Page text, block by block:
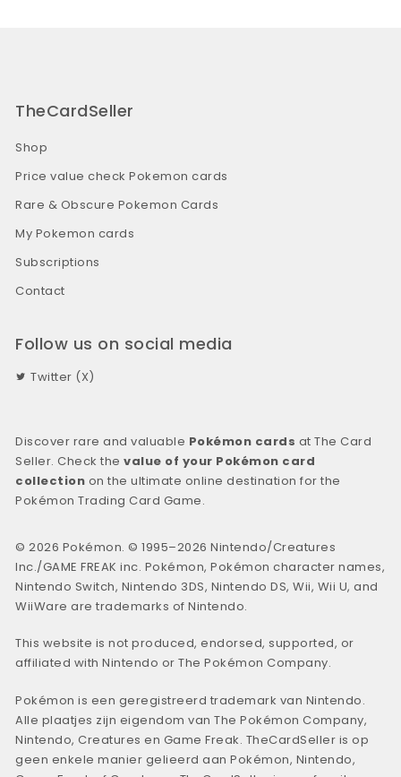
TheCardSeller
Shop
Price value check Pokemon cards
Rare & Obscure Pokemon Cards
My Pokemon cards
Subscriptions
Contact
Follow us on social media
Twitter (X)
Discover rare and valuable Pokémon cards at The Card
Seller. Check thevalue of your Pokémon card
collection on the ultimate online destination for the
Pokémon Trading Card Game.
© 2026 Pokémon. © 1995–2026 Nintendo/Creatures
Inc./GAME FREAK inc. Pokémon, Pokémon character names,
Nintendo Switch, Nintendo 3DS, Nintendo DS, Wii, Wii U, and
WiiWare are trademarks of Nintendo.
This website is not produced, endorsed, supported, or
affiliated with Nintendo or The Pokémon Company.
Pokémon is een geregistreerd trademark van Nintendo.
Alle plaatjes zijn eigendom van The Pokémon Company,
Nintendo, Creatures en Game Freak. TheCardSeller is op
geen enkele manier gelieerd aan Pokémon, Nintendo,